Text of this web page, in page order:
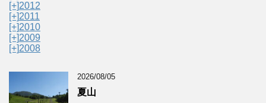
[+]2012
[+]2011
[+]2010
[+]2009
[+]2008
2026/08/05
夏山